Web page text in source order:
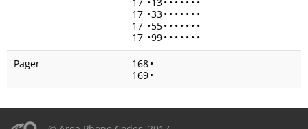
17 •33• • • • • • •
17 •55• • • • • • •
17 •99• • • • • • •
Pager
168•
169•